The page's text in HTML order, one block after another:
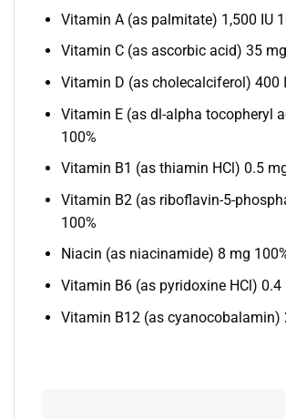
Vitamin A (as palmitate) 1,500 IU
Vitamin C (as ascorbic acid) 35
Vitamin D (as cholecalciferol) 400
Vitamin E (as dl-alpha tocopheryl
100%
Vitamin B1 (as thiamin HCl) 0.5
Vitamin B2 (as riboflavin-5-
100%
Niacin (as niacinamide) 8 mg
Vitamin B6 (as pyridoxine HCl) 0.4
Vitamin B12 (as cyanocobalamin)